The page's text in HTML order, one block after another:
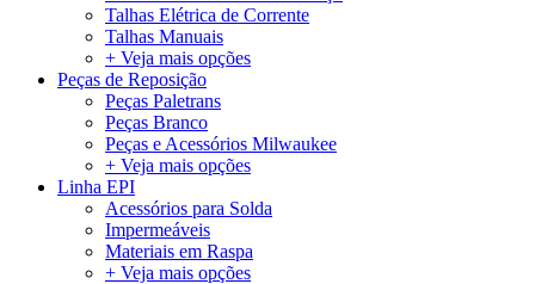
Talhas Elétrica de Corrente
Talhas Manuais
+ Veja mais opções
Peças de Reposição
Peças Paletrans
Peças Branco
Peças e Acessórios Milwaukee
+ Veja mais opções
Linha EPI
Acessórios para Solda
Impermeáveis
Materiais em Raspa
+ Veja mais opções